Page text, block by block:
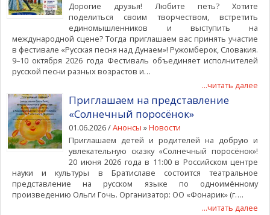
Дорогие друзья! Любите петь? Хотите
поделиться своим творчеством, встретить
единомышленников и выступить на
международной сцене? Тогда приглашаем вас принять участие
в фестивале «Русская песня над Дунаем»! Ружомберок, Словакия.
9–10 октября 2026 года Фестиваль объединяет исполнителей
русской песни разных возрастов и…
...читать далее
Приглашаем на представление
«Солнечный поросёнок»
01.06.2026 /Анонсы »Новости
Приглашаем детей и родителей на добрую и
увлекательную сказку «Солнечный поросёнок»!
20 июня 2026 года в 11:00 в Российском центре
науки и культуры в Братиславе состоится театральное
представление на русском языке по одноимённому
произведению Ольги Гочь. Организатор: ОО «Фонарик» (г….
...читать далее